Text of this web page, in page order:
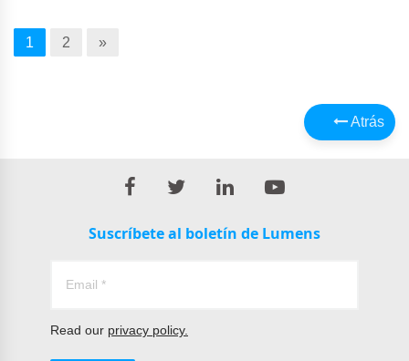
1 2 »
Atrás
Suscríbete al boletín de Lumens
Read our privacy policy.